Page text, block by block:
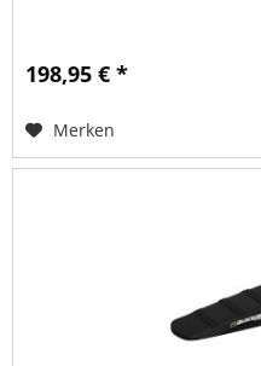
198,95 € *
Merken